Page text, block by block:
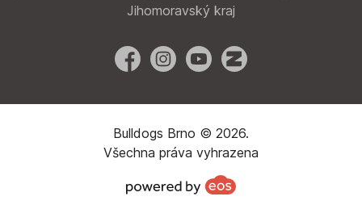
Jihomoravský kraj
FacebookInstagramYouTubeZonerama
Bulldogs Brno © 2026.
Všechna práva vyhrazena